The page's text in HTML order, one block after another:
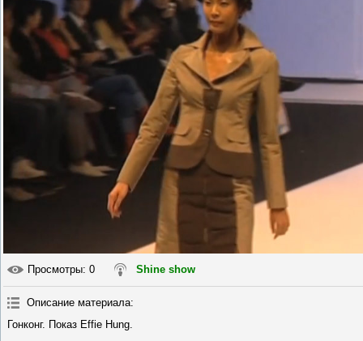
Просмотры: 0 Shine show
Описание материала:
Гонконг. Показ Effie Hung.